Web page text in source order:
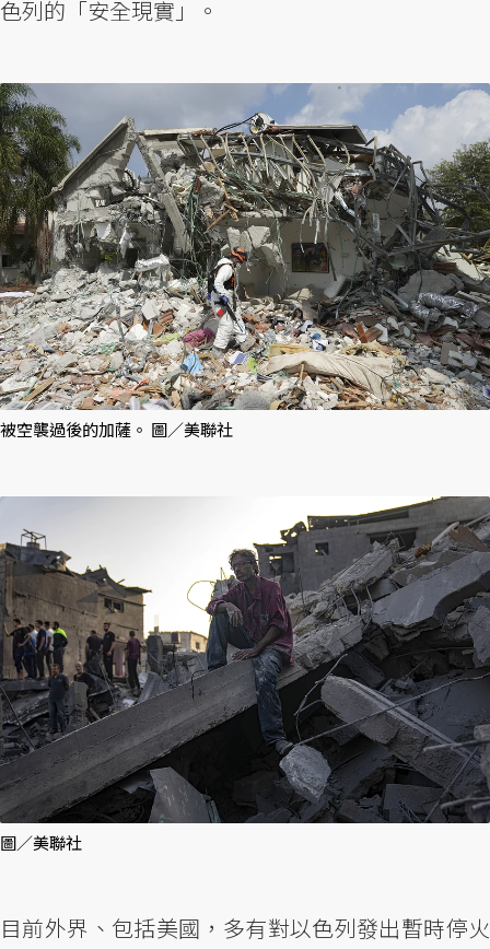
色列的「安全現實」。
被空襲過後的加薩。 圖／美聯社
圖／美聯社
目前外界、包括美國，多有對以色列發出暫時停火